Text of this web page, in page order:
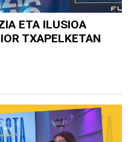
ETA ILUSIOA
TXAPELKETAN